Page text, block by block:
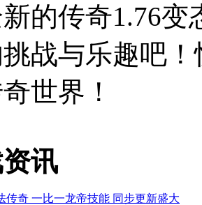
的传奇1.76
战与乐趣吧
世界！
讯
传奇 一比一龙帝技能 同步更新盛大